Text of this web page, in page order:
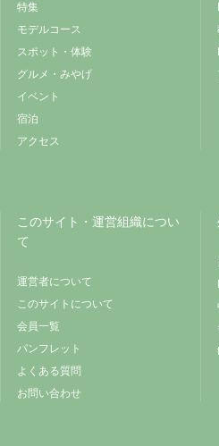
特集
モデルコース
スポット・体験
グルメ・みやげ
イベント
宿泊
アクセス
このサイト・運営組織につい
て
運営者について
このサイトについて
会員一覧
パンフレット
よくある質問
お問い合わせ